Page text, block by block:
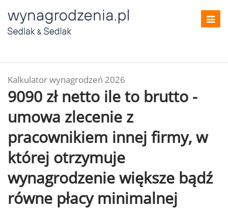
Kalkulator wynagrodzeń 2026
9090 zł netto ile to brutto -
umowa zlecenie z
pracownikiem innej firmy, w
której otrzymuje
wynagrodzenie większe bądź
równe płacy minimalnej